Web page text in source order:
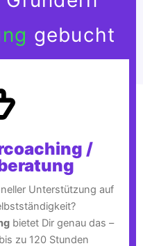
gebucht
/
Unterstützung auf
bietet Dir genau das –
zu 120 Stunden